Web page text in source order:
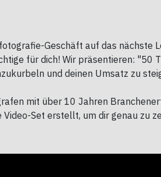
Geschäft auf das nächste
für dich! Wir präsentieren:
und deinen Umsatz zu
mit über 10 Jahren
Video-Set erstellt, um dir genau zu